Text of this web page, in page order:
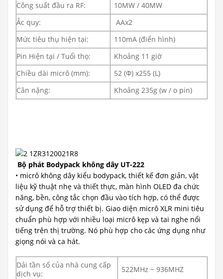
Công suất đầu ra RF:
10MW / 40MW
Ắc quy:
AAx2
Mức tiêu thụ hiện tại:
110mA (điển hình)
Pin Hiện tại / Tuổi thọ:
Khoảng 11 giờ
Chiều dài micrô (mm):
52 (Φ) x255 (L)
Cân nặng:
Khoảng 235g (w / o pin)
Bộ phát Bodypack không dây UT-222
• micrô không dây kiểu bodypack, thiết kế đơn giản, vật
liệu kỹ thuật nhẹ và thiết thực, màn hình OLED đa chức
năng, bền, công tắc chọn đầu vào tích hợp, có thể được
sử dụng để hỗ trợ thiết bị. Giao diện micrô XLR mini tiêu
chuẩn phù hợp với nhiều loại micrô kẹp và tai nghe nổi
tiếng trên thị trường. Nó phù hợp cho các ứng dụng như
giọng nói và ca hát.
Dải tần số của nhà cung cấp
dịch vụ:
522MHz ~ 936MHZ